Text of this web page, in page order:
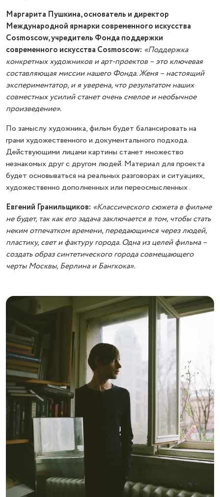
Маргарита Пушкина, основатель и директор
Международной ярмарки современного искусства
Cosmoscow, учредитель Фонда поддержки
современного искусства Cosmoscow: «Поддержка
конкретных художников и арт-проектов – это ключевая
составляющая миссии нашего Фонда. Женя – настоящий
экспериментатор, и я уверена, что результатом наших
совместных усилий станет очень смелое и необычное
произведение».
По замыслу художника, фильм будет балансировать на
грани художественного и документального подхода.
Действующими лицами картины станет множество
незнакомых друг с другом людей. Материал для проекта
будет основываться на реальных разговорах и ситуациях,
художественно дополненных или переосмысленных .
Евгений Гранильщиков: «Классического сюжета в фильме
не будет, так как его задача заключается в том, чтобы стать
неким отпечатком времени, передающимся через людей,
пластику, свет и фактуру города. Одна из целей фильма –
создать образ синтетического города совмещающего
черты Москвы, Берлина и Бангкока».